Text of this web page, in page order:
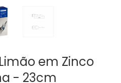
em Zinco
- 23cm